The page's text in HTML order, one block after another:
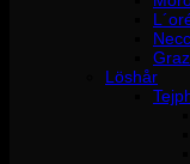
Löshår